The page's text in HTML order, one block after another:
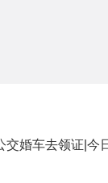
交婚车去领证|今